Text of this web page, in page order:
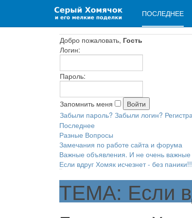
ПОСЛЕДНЕЕ
Добро пожаловать, Гость
Логин:
Пароль:
Запомнить меня
Забыли пароль? Забыли логин?
Последнее
Разные Вопросы
Замечания по работе сайта и форума
Важные объявления. И не очень важные
Если вдруг Хомяк исчезнет - без паники!!!
ТЕМА: Если